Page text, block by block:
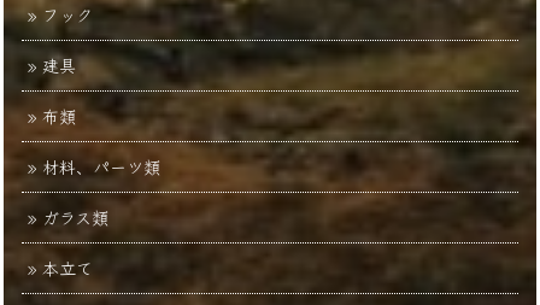
フック
建具
布類
材料、パーツ類
ガラス類
本立て